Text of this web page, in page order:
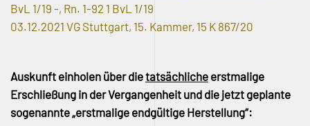
BvL 1/19 -, Rn. 1-92 1 BvL 1/19
03.12.2021 VG Stuttgart, 15. Kammer, 15 K 867/20
Auskunft einholen über dietatsächliche erstmalige
Erschließung in der Vergangenheit und die jetzt geplante
sogenannte „erstmalige endgültige Herstellung“: